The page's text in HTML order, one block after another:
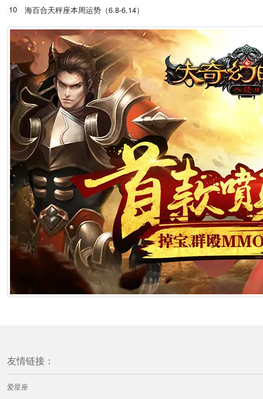
10 海百合天秤座本周运势（6.8-6.14）
友情链接：
爱星座